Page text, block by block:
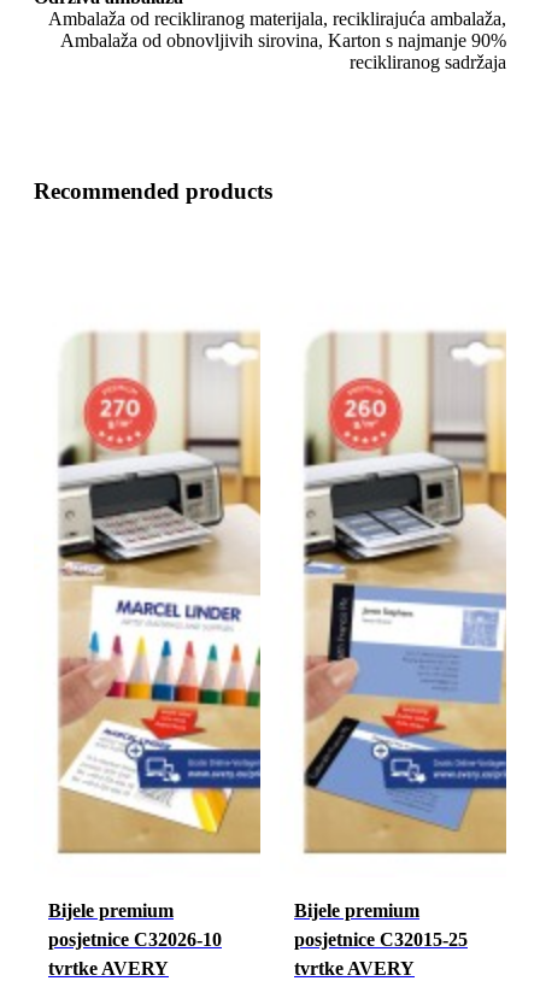
Ambalaža od recikliranog materijala, reciklirajuća ambalaža,
Ambalaža od obnovljivih sirovina, Karton s najmanje 90%
recikliranog sadržaja
Recommended products
Bijele premium
posjetnice C32026-10
tvrtke AVERY
Bijele premium
posjetnice C32015-25
tvrtke AVERY